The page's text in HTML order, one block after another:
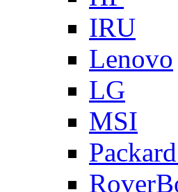
IRU
Lenovo
LG
MSI